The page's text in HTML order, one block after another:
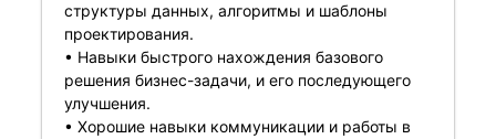
структуры данных, алгоритмы и шаблоны
проектирования.
• Навыки быстрого нахождения базового
решения бизнес-задачи, и его последующего
улучшения.
• Хорошие навыки коммуникации и работы в